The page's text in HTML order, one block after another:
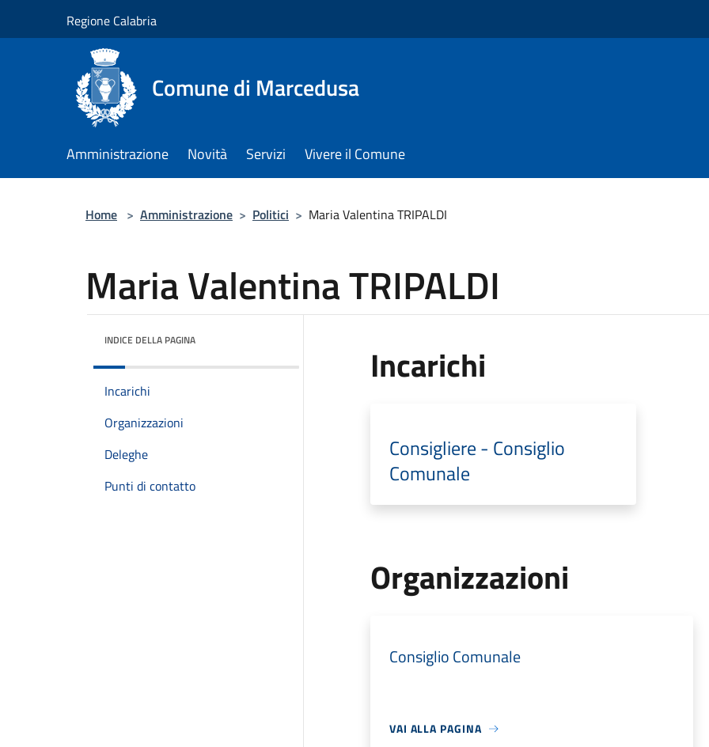
Regione Calabria
Comune di Marcedusa
Amministrazione Novità Servizi Vivere il Comune
Home > Amministrazione > Politici > Maria Valentina TRIPALDI
Maria Valentina TRIPALDI
INDICE DELLA PAGINA
Incarichi
Organizzazioni
Deleghe
Punti di contatto
Incarichi
Consigliere - Consiglio
Comunale
Organizzazioni
Consiglio Comunale
VAI ALLA PAGINA